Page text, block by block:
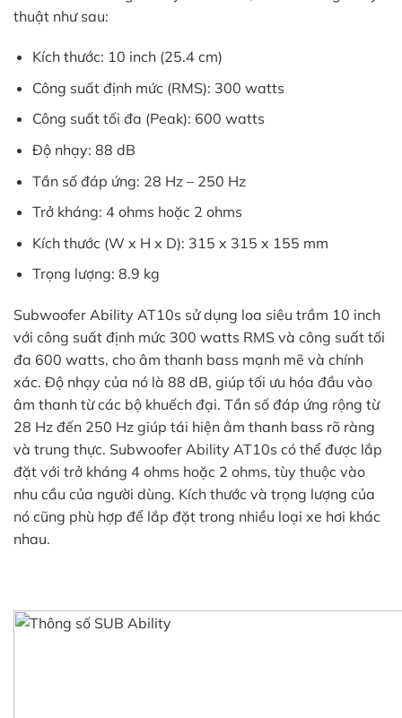
thuật như sau:
Kích thước: 10 inch (25.4 cm)
Công suất định mức (RMS): 300 watts
Công suất tối đa (Peak): 600 watts
Độ nhạy: 88 dB
Tần số đáp ứng: 28 Hz – 250 Hz
Trở kháng: 4 ohms hoặc 2 ohms
Kích thước (W x H x D): 315 x 315 x 155 mm
Trọng lượng: 8.9 kg
Subwoofer Ability AT10s sử dụng loa siêu trầm 10 inch
với công suất định mức 300 watts RMS và công suất tối
đa 600 watts, cho âm thanh bass mạnh mẽ và chính
xác. Độ nhạy của nó là 88 dB, giúp tối ưu hóa đầu vào
âm thanh từ các bộ khuếch đại. Tần số đáp ứng rộng từ
28 Hz đến 250 Hz giúp tái hiện âm thanh bass rõ ràng
và trung thực. Subwoofer Ability AT10s có thể được lắp
đặt với trở kháng 4 ohms hoặc 2 ohms, tùy thuộc vào
nhu cầu của người dùng. Kích thước và trọng lượng của
nó cũng phù hợp để lắp đặt trong nhiều loại xe hơi khác
nhau.